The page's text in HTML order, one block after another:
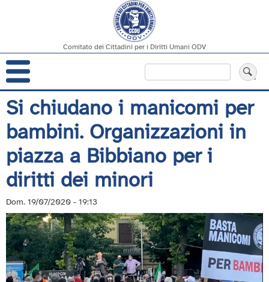
Salta
al
contenuto
principale
Comitato dei Cittadini per i Diritti Umani ODV
Navigazione
principale
Si chiudano i manicomi per
bambini. Organizzazioni in
piazza a Bibbiano per i
diritti dei minori
Dom. 19/07/2020 - 19:13